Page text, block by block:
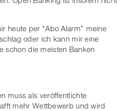
heute per “Abo Alarm” meine
oder ich kann mir eine
schon die meisten Banken
muss als veröffentlichte
mehr Wettbewerb und wird